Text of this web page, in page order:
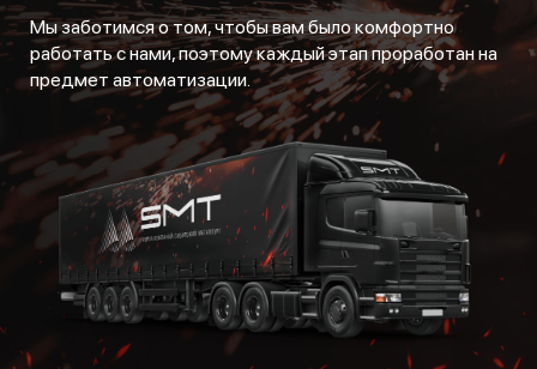
Мы заботимся о том, чтобы вам было комфортно
работать с нами, поэтому каждый этап проработан на
предмет автоматизации.